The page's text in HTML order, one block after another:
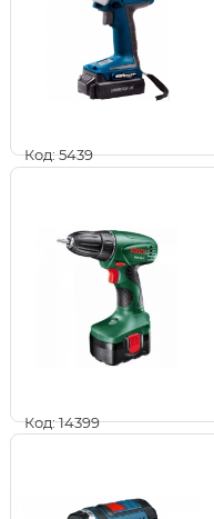
Код: 5439
Код: 14399